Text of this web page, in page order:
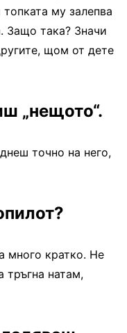
му залепва
Защо така? Значи
щом от дете
„нещото“.
точно на него,
много кратко. Не
тръгна натам,